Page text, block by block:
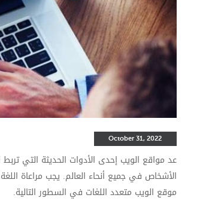
October 31, 2022
عد مواقع الويب إحدى الأدوات الحديثة التي
الأشخاص في جميع أنحاء العالم. يجب مراعاة
موقع الويب متعدد اللغات في السطور التالية.